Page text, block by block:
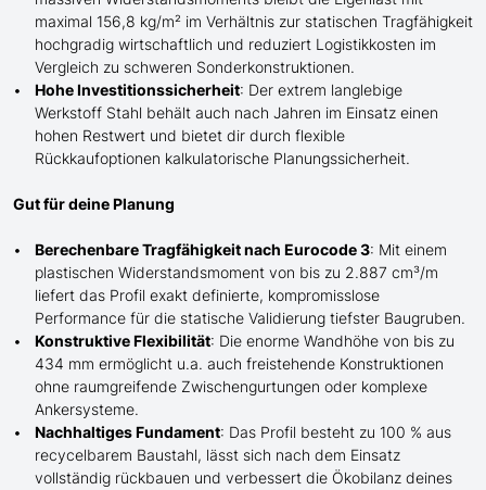
maximal 156,8 kg/m² im Verhältnis zur statischen Tragfähigkeit
hochgradig wirtschaftlich und reduziert Logistikkosten im
Vergleich zu schweren Sonderkonstruktionen.
Hohe Investitionssicherheit: Der extrem langlebige
Werkstoff Stahl behält auch nach Jahren im Einsatz einen
hohen Restwert und bietet dir durch flexible
Rückkaufoptionen kalkulatorische Planungssicherheit.
Gut für deine Planung
Berechenbare Tragfähigkeit nach Eurocode 3: Mit einem
plastischen Widerstandsmoment von bis zu 2.887 cm³/m
liefert das Profil exakt definierte, kompromisslose
Performance für die statische Validierung tiefster Baugruben.
Konstruktive Flexibilität: Die enorme Wandhöhe von bis zu
434 mm ermöglicht u.a. auch freistehende Konstruktionen
ohne raumgreifende Zwischengurtungen oder komplexe
Ankersysteme.
Nachhaltiges Fundament: Das Profil besteht zu 100 % aus
recycelbarem Baustahl, lässt sich nach dem Einsatz
vollständig rückbauen und verbessert die Ökobilanz deines